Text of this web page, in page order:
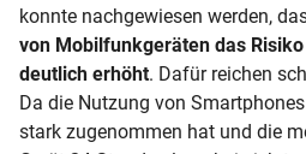
konnte nachgewiesen werden,
von Mobilfunkgeräten das
deutlich erhöht. Dafür reichen
Da die Nutzung von
stark zugenommen hat und die